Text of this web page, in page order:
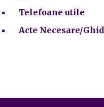
Telefoane utile
Acte Necesare/Ghid